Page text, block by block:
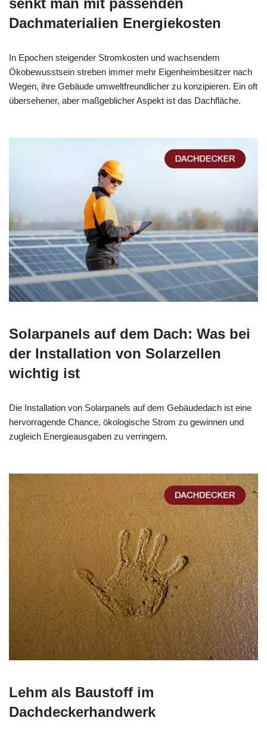
Dachmaterialien Energiekosten
In Epochen steigender Stromkosten und wachsendem
Ökobewusstsein streben immer mehr Eigenheimbesitzer nach
Wegen, ihre Gebäude umweltfreundlicher zu konzipieren. Ein oft
übersehener, aber maßgeblicher Aspekt ist das Dachfläche.
Solarpanels auf dem Dach: Was bei
der Installation von Solarzellen
wichtig ist
Die Installation von Solarpanels auf dem Gebäudedach ist eine
hervorragende Chance, ökologische Strom zu gewinnen und
zugleich Energieausgaben zu verringern.
Lehm als Baustoff im
Dachdeckerhandwerk